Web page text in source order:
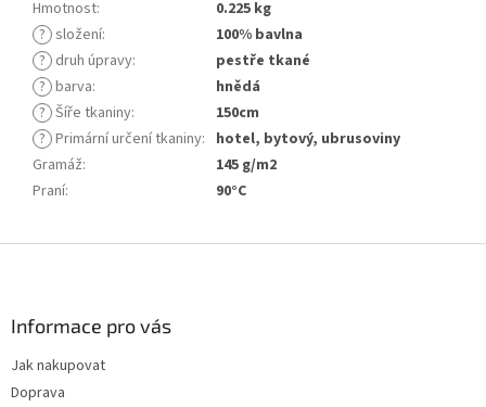
Hmotnost:
0.225 kg
? složení:
100% bavlna
? druh úpravy:
pestře tkané
? barva:
hnědá
? Šíře tkaniny:
150cm
? Primární určení tkaniny: hotel, bytový, ubrusoviny
Gramáž:
145 g/m2
Praní: 90°C
Informace pro vás
Jak nakupovat
Doprava